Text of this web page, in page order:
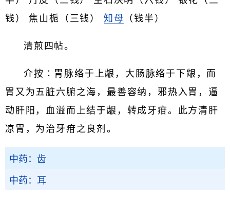
钱） 焦山栀（三钱） 知母 （钱半）
清煎四帖。
介按∶胃脉络于上龈，大肠脉络于下龈，而
胃又为五脏六腑之海，最善容纳，邪热入胃，逼
动肝阳，血溢而上结于龈，转成牙疳。此方清肝
凉胃，为治牙疳之良剂。
中药：齿
中药：耳